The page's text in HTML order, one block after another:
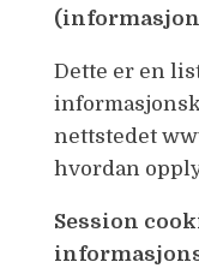
Dette er en
nettstedet
hvordan
Session